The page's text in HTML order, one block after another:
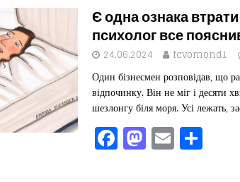
e
b
o
o
k
o
d
o
n
l ит
ис
я
Є одна ознака
психолог все
24.06.2024 fcvomond1
Один бізнесмен розповідав, що
відпочинку. Він не міг і десяти
шезлонгу біля моря. Усі лежать,
F
a
M
a
E
m